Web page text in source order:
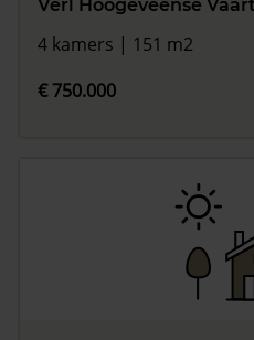
Verl Hoogeveense
4 kamers | 151 m2
€ 750.000